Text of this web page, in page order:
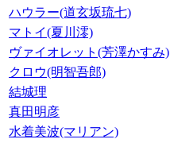
ハウラー(道玄坂琉七)
マトイ(夏川澪)
ヴァイオレット(芳澤かすみ)
クロウ(明智吾郎)
結城理
真田明彦
水着美波(マリアン)